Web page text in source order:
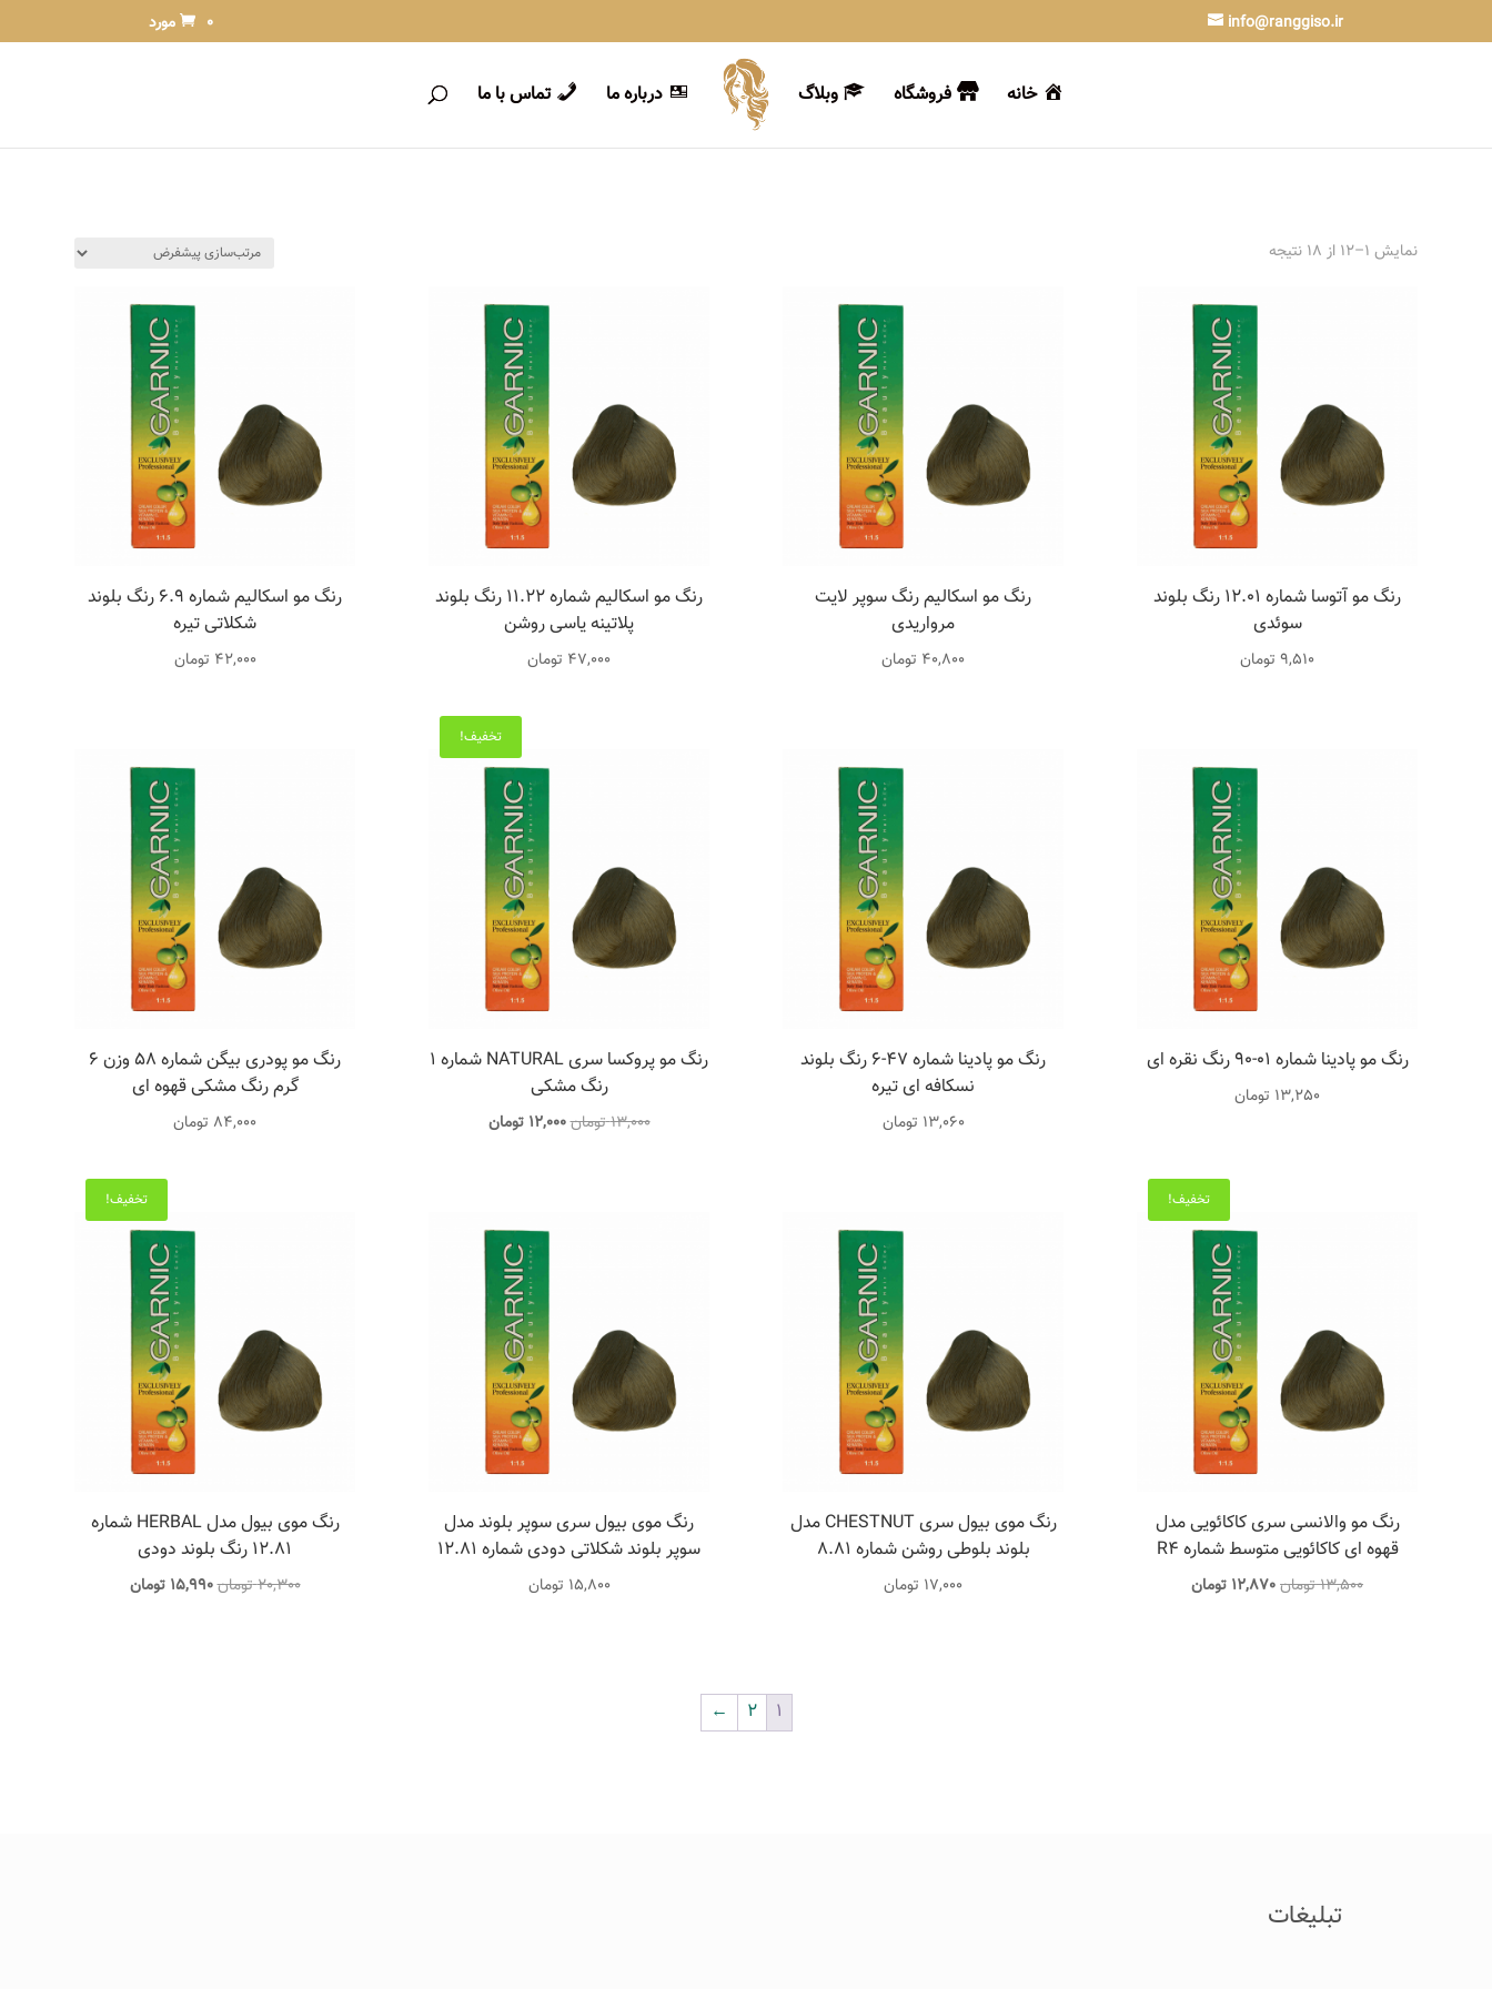
info@ranggiso.ir 0 مورد
خانه فروشگاه وبلاگ درباره ما تماس با ما
نمایش 1–12 از 18 نتیجه
رنگ مو آتوسا شماره 12.01 رنگ بلوند
سوئدی
9,510 تومان
رنگ مو اسکالیم رنگ سوپر لایت
مرواریدی
40,800 تومان
رنگ مو اسکالیم شماره 11.22 رنگ بلوند
پلاتینه یاسی روشن
47,000 تومان
رنگ مو اسکالیم شماره 6.9 رنگ بلوند
شکلاتی تیره
42,000 تومان
رنگ مو پادینا شماره 01-90 رنگ نقره ای
13,250 تومان
رنگ مو پادینا شماره 47-6 رنگ بلوند
نسکافه ای تیره
13,060 تومان
تخفیف!
رنگ مو پروکسا سری NATURAL شماره 1
رنگ مشکی
13,000تومانقیمت
12,000 تومانقیمت
رنگ مو پودری بیگن شماره 58 وزن 6
گرم رنگ مشکی قهوه ای
84,000 تومان
تخفیف!
رنگ مو والانسی سری کاکائویی مدل
قهوه ای کاکائویی متوسط شماره R4
13,500تومانقیمت
12,870 تومانقیمت
رنگ موی بیول سری CHESTNUT مدل
بلوند بلوطی روشن شماره 8.81
17,000 تومان
رنگ موی بیول سری سوپر بلوند مدل
سوپر بلوند شکلاتی دودی شماره 12.81
15,800 تومان
تخفیف!
رنگ موی بیول مدل HERBAL شماره
12.81 رنگ بلوند دودی
20,300تومانقیمت
15,990 تومانقیمت
1
2
←
تبلیغات